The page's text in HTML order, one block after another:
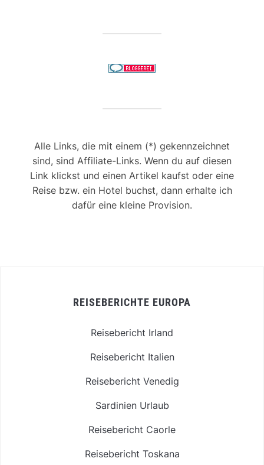
Alle Links, die mit einem (*) gekennzeichnet
sind, sind Affiliate-Links. Wenn du auf diesen
Link klickst und einen Artikel kaufst oder eine
Reise bzw. ein Hotel buchst, dann erhalte ich
dafür eine kleine Provision.
REISEBERICHTE EUROPA
Reisebericht Irland
Reisebericht Italien
Reisebericht Venedig
Sardinien Urlaub
Reisebericht Caorle
Reisebericht Toskana